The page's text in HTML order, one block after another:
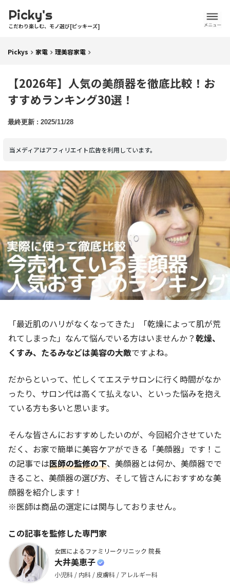
Picky's
こだわり楽しむ、モノ選び[ピッキーズ]
Pickys 家電 理美容家電
【2026年】人気の美顔器を徹底比較！お
すすめランキング30選！
2025/11/28
当メディアはアフィリエイト広告を利用しています。
「最近肌のハリがなくなってきた」「乾燥によって肌が荒
れてしまった」なんて悩んでいる方はいませんか？乾燥、
くすみ、たるみなどは美容の大敵ですよね。
だからといって、忙しくてエステサロンに行く時間がなか
ったり、サロン代は高くて払えない、といった悩みを抱え
ている方も多いと思います。
そんな皆さんにおすすめしたいのが、今回紹介させていた
だく、お家で簡単に美容ケアができる「美顔器」です！こ
の記事では医師の監修の下、美顔器とは何か、美顔器でで
きること、美顔器の選び方、そして皆さんにおすすめな美
顔器を紹介します！
※医師は商品の選定には関与しておりません。
この記事を監修した専門家
女医によるファミリークリニック 院長
大井美恵子
小児科 / 内科 / 皮膚科 / アレルギー科